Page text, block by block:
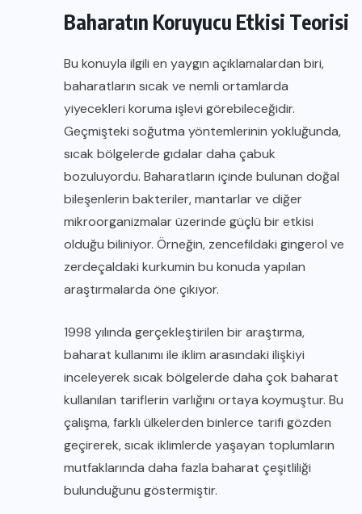
Baharatın Koruyucu Etkisi Teorisi
Bu konuyla ilgili en yaygın açıklamalardan biri,
baharatların sıcak ve nemli ortamlarda
yiyecekleri koruma işlevi görebileceğidir.
Geçmişteki soğutma yöntemlerinin yokluğunda,
sıcak bölgelerde gıdalar daha çabuk
bozuluyordu. Baharatların içinde bulunan doğal
bileşenlerin bakteriler, mantarlar ve diğer
mikroorganizmalar üzerinde güçlü bir etkisi
olduğu biliniyor. Örneğin, zencefildaki gingerol ve
zerdeçaldaki kurkumin bu konuda yapılan
araştırmalarda öne çıkıyor.
1998 yılında gerçekleştirilen bir araştırma,
baharat kullanımı ile iklim arasındaki ilişkiyi
inceleyerek sıcak bölgelerde daha çok baharat
kullanılan tariflerin varlığını ortaya koymuştur. Bu
çalışma, farklı ülkelerden binlerce tarifi gözden
geçirerek, sıcak iklimlerde yaşayan toplumların
mutfaklarında daha fazla baharat çeşitliliği
bulunduğunu göstermiştir.